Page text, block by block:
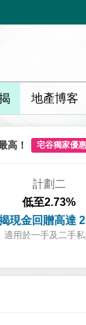
地產博客
高！ 宅谷獨家優惠
計劃二
低至2.73%
現金回贈高達
適用於一手及二手